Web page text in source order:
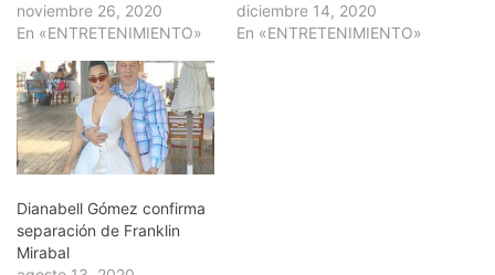
noviembre 26, 2020
En «ENTRETENIMIENTO»
diciembre 14, 2020
En «ENTRETENIMIENTO»
Dianabell Gómez confirma
separación de Franklin
Mirabal